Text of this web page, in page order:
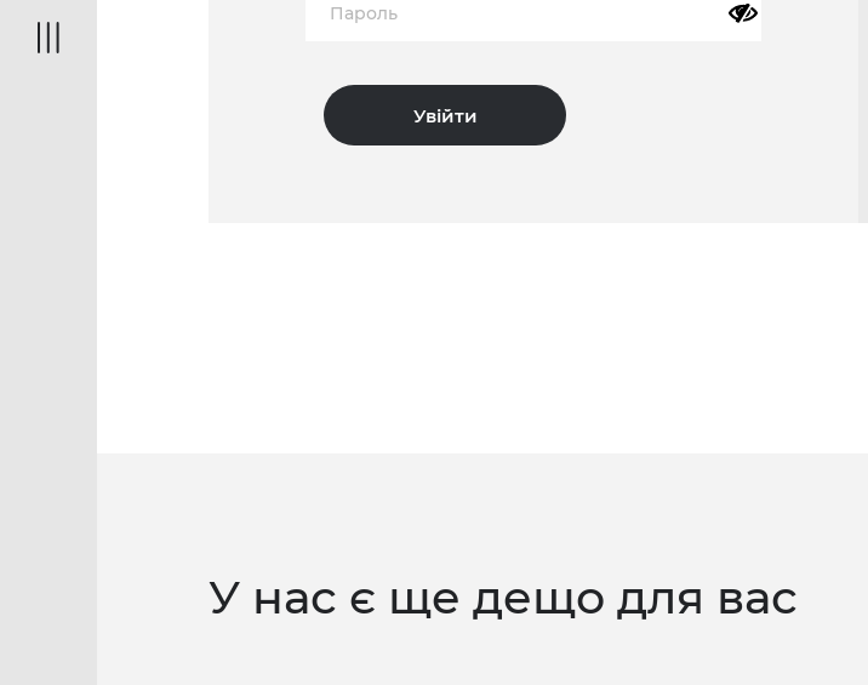
У нас є ще дещо для вас